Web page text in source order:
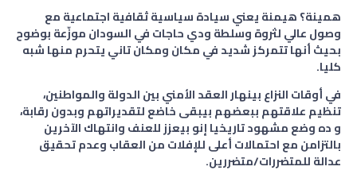
همينة؟ هيمنة يعني سيادة سياسية ثقافية اجتماعية مع
وصول عالي لثروة وسلطة ودي حاجات في السودان موزّعة بوضوح
بحيث أنها تتمركز شديد في مكان ومكان تاني يتحرم منها شبه
كليا.
في أوقات النزاع بينهار العقد الأمني بين الدولة والمواطنين،
تنظيم علاقتهم ببعضهم بيبقى خاضع لتقديراتهم وبدون رقابة،
و ده وضع مشهود تاريخيا إنو بيعزز للعنف وانتهاك الآخرين
بالتزامن مع احتمالات أعلى للإفلات من العقاب وعدم تحقيق
عدالة للمتضررات/متضررين.